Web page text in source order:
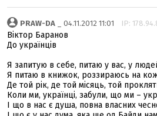
PRAW-DA _ 04.11.2012 11:01 IP:
Віктор Баранов
До українців
Я запитую в себе, питаю у вас, у
Я питаю в книжок, роззираюсь на
Де той рік, де той місяць, той
Коли ми, українці, забули, що ми –
І що в нас є душа, повна власних